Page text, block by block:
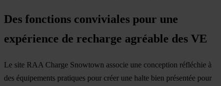
Des fonctions conviviales pour une
expérience de recharge agréable des VE
Le site RAA Charge Snowtown associe une conception réfléchie à
des équipements pratiques pour créer une halte bien présentée pour